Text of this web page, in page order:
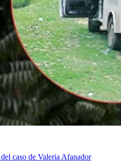
caso de Valeria Afanador